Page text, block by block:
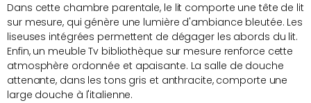
Dans cette chambre parentale, le lit comporte une tête de lit
sur mesure, qui génère une lumière d'ambiance bleutée. Les
liseuses intégrées permettent de dégager les abords du lit.
Enfin, un meuble Tv bibliothèque sur mesure renforce cette
atmosphère ordonnée et apaisante. La salle de douche
attenante, dans les tons gris et anthracite, comporte une
large douche à l'italienne.